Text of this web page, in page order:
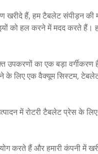
खरीदे हैं, हम टैबलेट संपीड़न की
को हल करने में मदद करते हैं।
उपकरणों का एक बड़ा
के लिए एक वैक्यूम सिस्टम,
में रोटरी टैबलेट प्रेस के
करते हैं और हमारी कंपनी में